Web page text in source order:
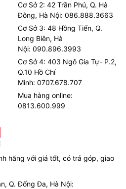
Cơ Sở 2: 42 Trần Phú, Q. Hà
Đông, Hà Nội: 086.888.3663
Cơ Sở 3: 48 Hồng Tiến, Q.
Long Biên, Hà
Nội: 090.896.3993
Cơ Sở 4: 403 Ngô Gia Tự- P.2,
Q.10 Hồ Chí
Minh: 0707.678.707
Mua hàng online:
0813.600.999
hãng với giá tốt, có trả góp, giao
Q. Đống Đa, Hà Nội: